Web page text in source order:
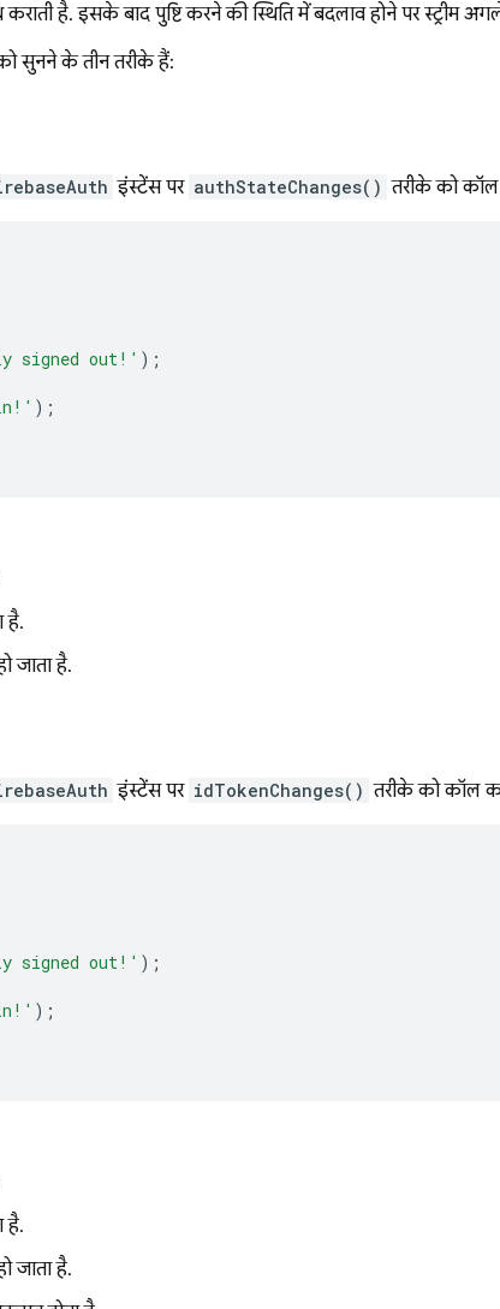
है. इसके बाद, पुष्टि करने की स्थिति में बदलाव होने पर, स्ट्रीम
को सुनने के तीन तरीके हैं:
इंस्टेंस पर authStateChanges() तरीके को
signed out!' );
);
है.
जाता है.
इंस्टेंस पर idTokenChanges() तरीके को कॉल
signed out!' );
);
है.
जाता है.